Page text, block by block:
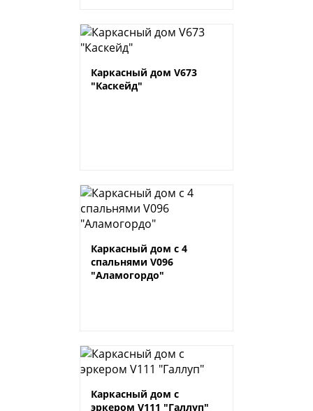
Каркасный дом V673
"Каскейд"
Каркасный дом с 4
спальнями V096
"Аламогордо"
Каркасный дом с
эркером V111 "Галлуп"